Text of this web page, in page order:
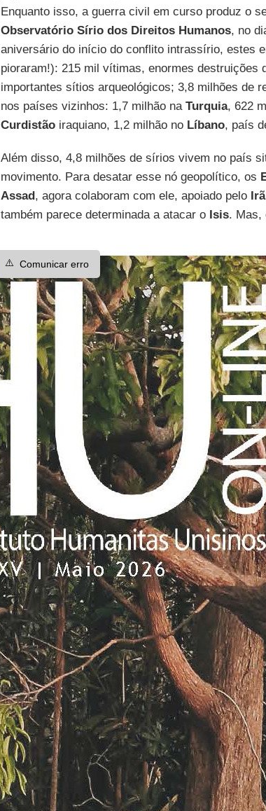
Enquanto isso, a guerra civil em curso produz o
Observatório Sírio dos Direitos Humanos, no
aniversário do início do conflito intrassírio, estes
pioraram!): 215 mil vítimas, enormes destruições
importantes sítios arqueológicos; 3,8 milhões de
nos países vizinhos: 1,7 milhão na Turquia, 622
Curdistãoiraquiano, 1,2 milhão no Líbano, país
Além disso, 4,8 milhões de sírios vivem no país
movimento. Para desatar esse nó geopolítico, os
Assad, agora colaboram com ele, apoiado pelo Irã
também parece determinada a atacar o Isis. Mas,
⚠️ Comunicar erro